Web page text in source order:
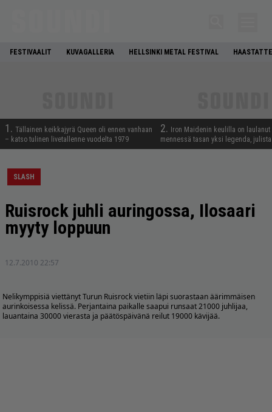
FESTIVAALIT KUVAGALLERIA HELLSINKI METAL FESTIVAL
1. Tällainen keikkajyrä Queen oli ennen vanhaan
– katso tulinen livetallenne vuodelta 1979
2.
Iron Maidenin keulilla on laulanut
mennessä tasan yksi legenda,
SLASH
Ruisrock juhli auringossa, Ilosaari
myyty loppuun
12.7.2010 22:57
Nelikymppisiä viettänyt Turun Ruisrock vietiin läpi suorastaan äärimmäisen
aurinkoisessa kelissä. Perjantaina paikalle saapui runsaat 21000 juhlijaa,
lauantaina 30000 vierasta ja päätöspäivänä reilut 19000 kävijää.